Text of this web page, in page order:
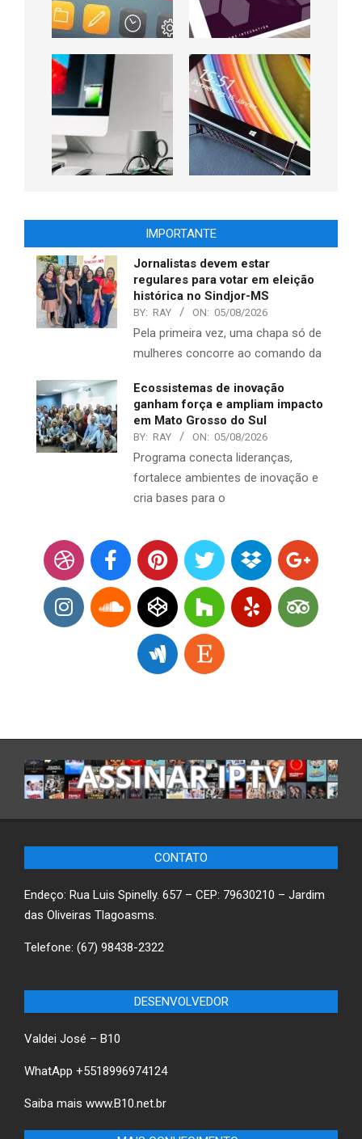
IMPORTANTE
Jornalistas devem estar
regulares para votar em eleição
histórica no Sindjor-MS
BY: RAY ON: 05/08/2026
Pela primeira vez, uma chapa só de
mulheres concorre ao comando da
Ecossistemas de inovação
ganham força e ampliam impacto
em Mato Grosso do Sul
BY: RAY ON: 05/08/2026
Programa conecta lideranças,
fortalece ambientes de inovação e
cria bases para o
CONTATO
Endeço: Rua Luis Spinelly. 657 – CEP: 79630210 – Jardim
das Oliveiras Tlagoasms.
Telefone: (67) 98438-2322
DESENVOLVEDOR
Valdei José – B10
WhatApp +5518996974124
Saiba mais www.B10.net.br